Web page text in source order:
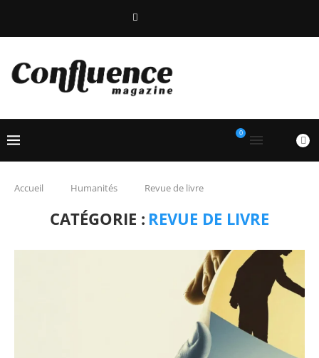
0
Accueil Humanités Revue de livre
CATÉGORIE : REVUE DE LIVRE